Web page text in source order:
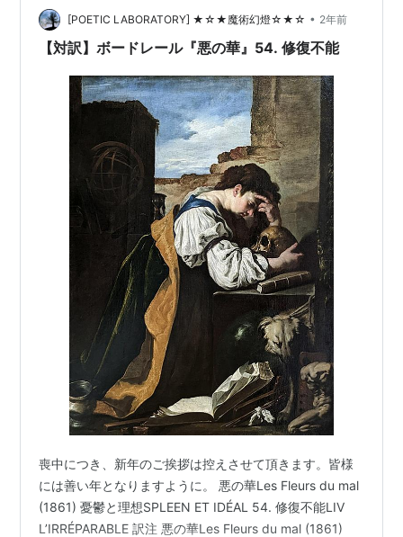
[POETIC LABORATORY] ★☆★魔術幻燈☆★☆ • 2年前
【対訳】ボードレール『悪の華』54. 修復不能
喪中につき、新年のご挨拶は控えさせて頂きます。皆様
には善い年となりますように。 悪の華Les Fleurs du mal
(1861) 憂鬱と理想SPLEEN ET IDÉAL 54. 修復不能LIV
L’IRRÉPARABLE 訳注 悪の華Les Fleurs du mal (1861)